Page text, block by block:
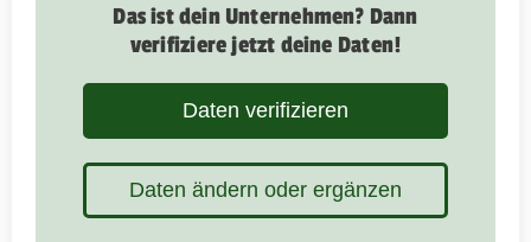
Das ist dein Unternehmen? Dann
verifiziere jetzt deine Daten!
Daten verifizieren
Daten ändern oder ergänzen